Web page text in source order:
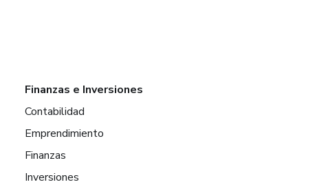
Finanzas e Inversiones
Contabilidad
Emprendimiento
Finanzas
Inversiones